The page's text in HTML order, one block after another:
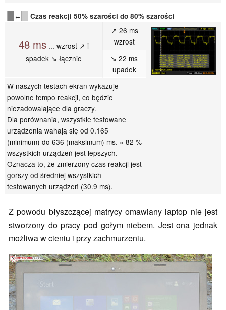
↔ Czas reakcji 50% szarości do 80% szarości
48 ms... wzrost ↗ i
spadek ↘ łącznie
↗ 26 ms
wzrost
↘ 22 ms
upadek
W naszych testach ekran wykazuje
powolne tempo reakcji, co będzie
niezadowalające dla graczy.
Dla porównania, wszystkie testowane
urządzenia wahają się od 0.165
(minimum) do 636 (maksimum) ms. » 82 %
wszystkich urządzeń jest lepszych.
Oznacza to, że zmierzony czas reakcji jest
gorszy od średniej wszystkich
testowanych urządzeń (30.9 ms).
Z powodu błyszczącej matrycy omawiany laptop nie jest
stworzony do pracy pod gołym niebem. Jest ona jednak
możliwa w cieniu i przy zachmurzeniu.